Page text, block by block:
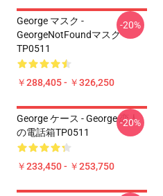
George マスク -
GeorgeNotFoundマスク
TP0511
￥288,405 - ￥326,250
-20%
George ケース - George 恋人
の電話箱TP0511
￥233,450 - ￥253,750
-20%